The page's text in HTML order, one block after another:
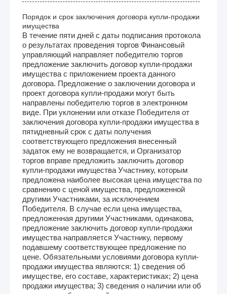
Порядок и срок заключения договора купли-продажи
имущества
В течение пяти дней с даты подписания протокола
о результатах проведения торгов Финансовый
управляющий направляет победителю торгов
предложение заключить договор купли-продажи
имущества с приложением проекта данного
договора. Предложение о заключении договора и
проект договора купли-продажи могут быть
направлены победителю торгов в электронном
виде. При уклонении или отказе Победителя от
заключения договора купли-продажи имущества в
пятидневный срок с даты получения
соответствующего предложения внесенный
задаток ему не возвращается, и Организатор
торгов вправе предложить заключить договор
купли-продажи имущества Участнику, которым
предложена наиболее высокая цена имущества по
сравнению с ценой имущества, предложенной
другими Участниками, за исключением
Победителя. В случае если цена имущества,
предложенная другими Участниками, одинакова,
предложение заключить договор купли-продажи
имущества направляется Участнику, первому
подавшему соответствующее предложение по
цене. Обязательными условиями договора купли-
продажи имущества являются: 1) сведения об
имуществе, его составе, характеристиках; 2) цена
продажи имущества; 3) сведения о наличии или об